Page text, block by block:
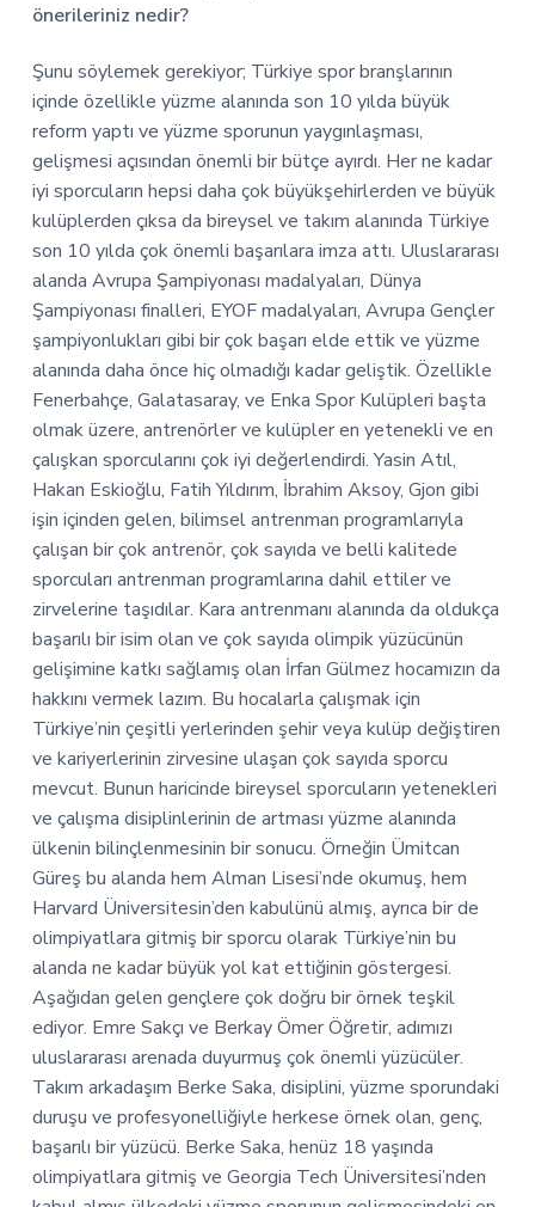
önerileriniz nedir?
Şunu söylemek gerekiyor; Türkiye spor branşlarının
içinde özellikle yüzme alanında son 10 yılda büyük
reform yaptı ve yüzme sporunun yaygınlaşması,
gelişmesi açısından önemli bir bütçe ayırdı. Her ne kadar
iyi sporcuların hepsi daha çok büyükşehirlerden ve büyük
kulüplerden çıksa da bireysel ve takım alanında Türkiye
son 10 yılda çok önemli başarılara imza attı. Uluslararası
alanda Avrupa Şampiyonası madalyaları, Dünya
Şampiyonası finalleri, EYOF madalyaları, Avrupa Gençler
şampiyonlukları gibi bir çok başarı elde ettik ve yüzme
alanında daha önce hiç olmadığı kadar geliştik. Özellikle
Fenerbahçe, Galatasaray, ve Enka Spor Kulüpleri başta
olmak üzere, antrenörler ve kulüpler en yetenekli ve en
çalışkan sporcularını çok iyi değerlendirdi. Yasin Atıl,
Hakan Eskioğlu, Fatih Yıldırım, İbrahim Aksoy, Gjon gibi
işin içinden gelen, bilimsel antrenman programlarıyla
çalışan bir çok antrenör, çok sayıda ve belli kalitede
sporcuları antrenman programlarına dahil ettiler ve
zirvelerine taşıdılar. Kara antrenmanı alanında da oldukça
başarılı bir isim olan ve çok sayıda olimpik yüzücünün
gelişimine katkı sağlamış olan İrfan Gülmez hocamızın da
hakkını vermek lazım. Bu hocalarla çalışmak için
Türkiye’nin çeşitli yerlerinden şehir veya kulüp değiştiren
ve kariyerlerinin zirvesine ulaşan çok sayıda sporcu
mevcut. Bunun haricinde bireysel sporcuların yetenekleri
ve çalışma disiplinlerinin de artması yüzme alanında
ülkenin bilinçlenmesinin bir sonucu. Örneğin Ümitcan
Güreş bu alanda hem Alman Lisesi’nde okumuş, hem
Harvard Üniversitesin’den kabulünü almış, ayrıca bir de
olimpiyatlara gitmiş bir sporcu olarak Türkiye’nin bu
alanda ne kadar büyük yol kat ettiğinin göstergesi.
Aşağıdan gelen gençlere çok doğru bir örnek teşkil
ediyor. Emre Sakçı ve Berkay Ömer Öğretir, adımızı
uluslararası arenada duyurmuş çok önemli yüzücüler.
Takım arkadaşım Berke Saka, disiplini, yüzme sporundaki
duruşu ve profesyonelliğiyle herkese örnek olan, genç,
başarılı bir yüzücü. Berke Saka, henüz 18 yaşında
olimpiyatlara gitmiş ve Georgia Tech Üniversitesi’nden